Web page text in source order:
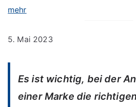
mehr
5. Mai 2023
Es ist wichtig, bei der
einer Marke die